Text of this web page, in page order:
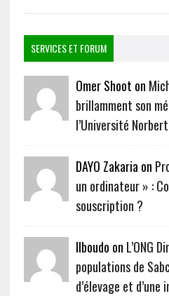
SERVICES ET FORUM
Omer Shoot on
brillamment son
l’Université
DAYO Zakaria on
un ordinateur » :
souscription ?
Ilboudo on L’ONG
populations de
d’élevage et